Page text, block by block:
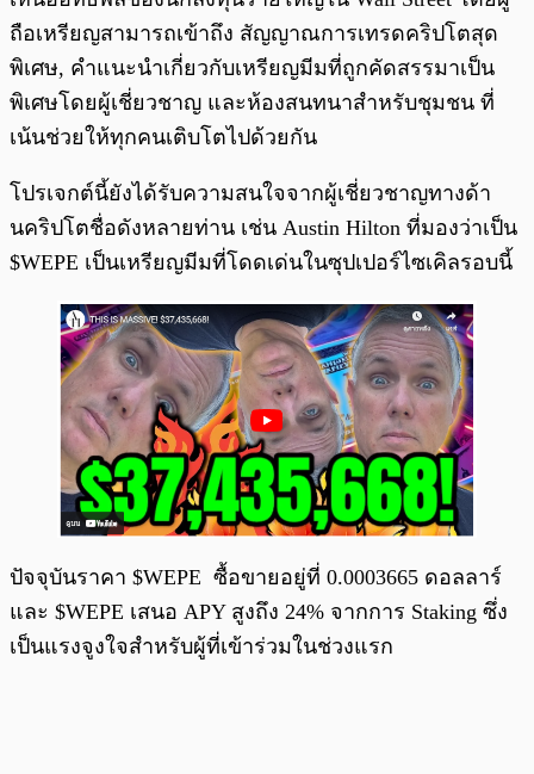
ถือเหรียญสามารถเข้าถึง สัญญาณการเทรดคริปโตสุด
พิเศษ, คำแนะนำเกี่ยวกับเหรียญมีมที่ถูกคัดสรรมาเป็น
พิเศษโดยผู้เชี่ยวชาญ และห้องสนทนาสำหรับชุมชน ที่
เน้นช่วยให้ทุกคนเติบโตไปด้วยกัน
โปรเจกต์นี้ยังได้รับความสนใจจากผู้เชี่ยวชาญทางด้า
นคริปโตชื่อดังหลายท่าน เช่น Austin Hilton ที่มองว่าเป็น
$WEPE เป็นเหรียญมีมที่โดดเด่นในซุปเปอร์ไซเคิลรอบนี้
ปัจจุบันราคา $WEPE ซื้อขายอยู่ที่ 0.0003665 ดอลลาร์
และ $WEPE เสนอ APY สูงถึง 24% จากการ Staking ซึ่ง
เป็นแรงจูงใจสำหรับผู้ที่เข้าร่วมในช่วงแรก